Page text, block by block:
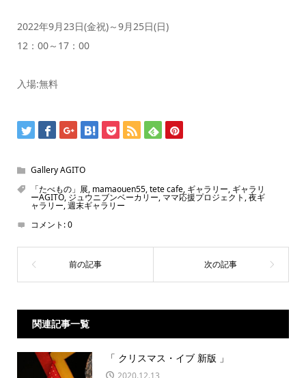
2022年9月23日(金祝)～9月25日(日)
12：00～17：00
入場:無料
Gallery AGITO
「たべもの」展, mamaouen55,tete cafe, ギャラリー, ギャラリ
ーAGITO, ジュウニブンベーカリー, ママ応援プロジェクト,夜ギ
ャラリー,週末ギャラリー
コメント:0
関連記事一覧
「 クリスマス・イブ 新版 」